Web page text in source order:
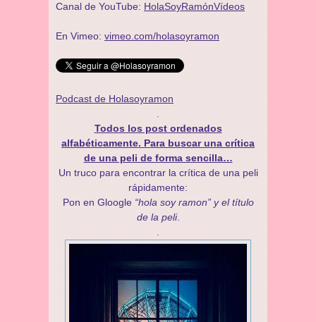
Canal de YouTube: HolaSoyRamónVídeos
En Vimeo: vimeo.com/holasoyramon
Podcast de Holasoyramon
Todos los post ordenados
alfabéticamente. Para buscar una crítica
de una peli de forma sencilla…
Un truco para encontrar la crítica de una peli
rápidamente:
Pon en Gloogle “hola soy ramon” y el título
de la peli.